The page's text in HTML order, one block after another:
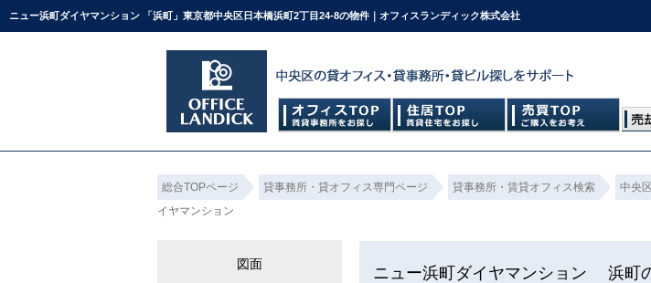
ニュー浜町ダイヤマンション 「浜町」東京都中央区日本橋浜町2丁目24-8の物件｜オフィスランディック株式会社
総合TOPページ 貸事務所・貸オフィス専門ページ 貸事務所・賃貸オフィス検索 中央
イヤマンション
ニュー浜町ダイヤマンション 浜町
図面